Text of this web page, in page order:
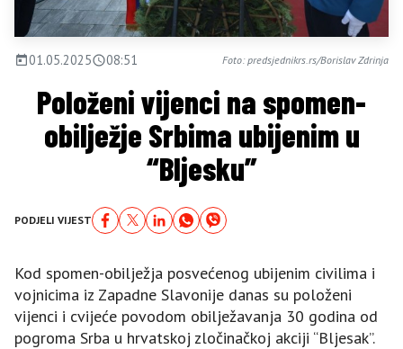
01.05.2025 08:51 Foto: predsjednikrs.rs/Borislav Zdrinja
Položeni vijenci na spomen-
obilježje Srbima ubijenim u
“Bljesku”
PODJELI VIJEST
Kod spomen-obilježja posvećenog ubijenim civilima i
vojnicima iz Zapadne Slavonije danas su položeni
vijenci i cvijeće povodom obilježavanja 30 godina od
pogroma Srba u hrvatskoj zločinačkoj akciji “Bljesak”.